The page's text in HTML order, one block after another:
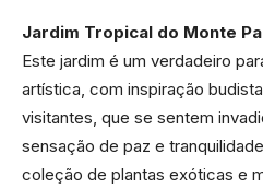
Jardim Tropical do Monte
Este jardim é um verdadeiro
artística, com inspiração
visitantes, que se sentem
sensação de paz e
coleção de plantas exóticas e